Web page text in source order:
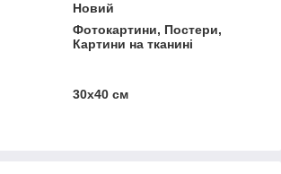
Новий
Фотокартини, Постери,
Картини на тканині
30х40 см